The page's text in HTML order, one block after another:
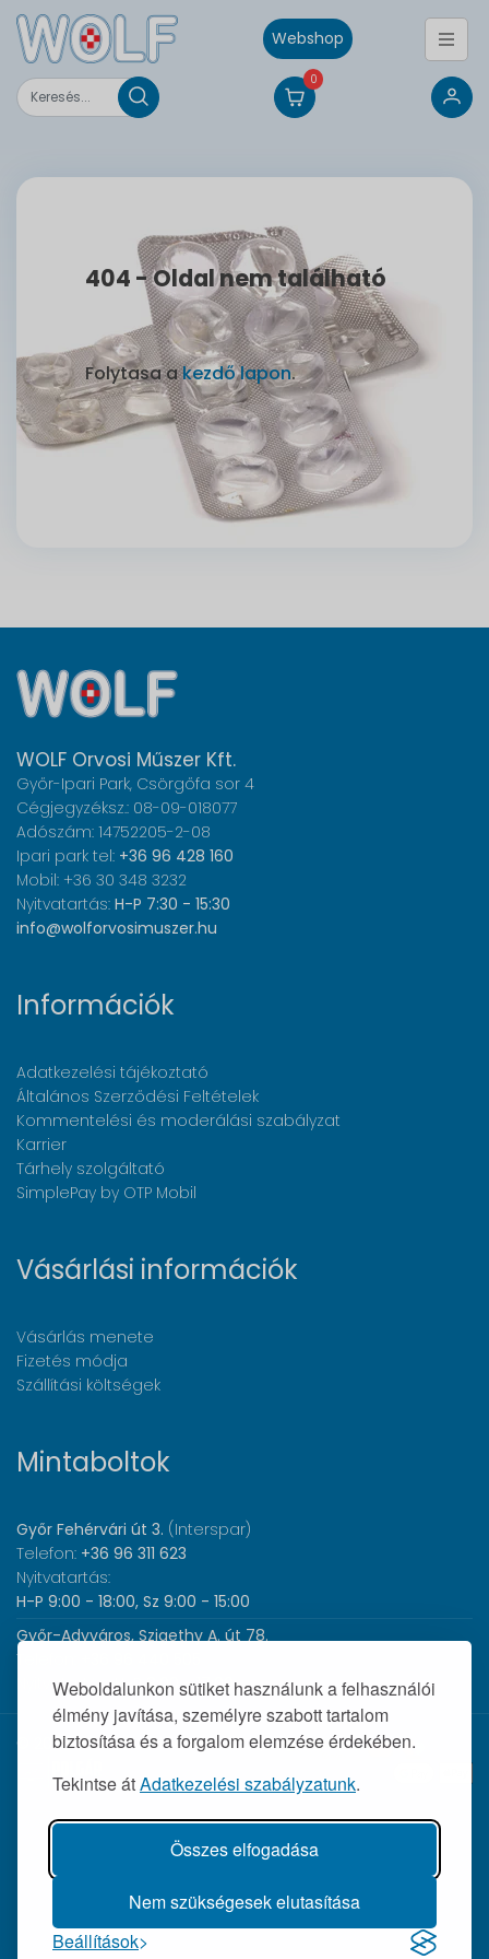
Weboldalunkon sütiket használunk a felhasználói
élmény javítása, személyre szabott tartalom
biztosítása és a forgalom elemzése érdekében.
Tekintse átAdatkezelési szabályzatunk.
Összes elfogadása
Nem szükségesek elutasítása
Beállítások
Webshop
0
404 - Oldal nem található
Folytasa akezdő lapon.
WOLF Orvosi Műszer Kft.
Győr-Ipari Park, Csörgőfa sor 4
Cégjegyzéksz.: 08-09-018077
Adószám: 14752205-2-08
Ipari park tel: +36 96 428 160
Mobil: +36 30 348 3232
Nyitvatartás: H-P 7:30 - 15:30
info@wolforvosimuszer.hu
Információk
Adatkezelési tájékoztató
Általános Szerződési Feltételek
Kommentelési és moderálási szabályzat
Karrier
Tárhely szolgáltató
SimplePay by OTP Mobil
Vásárlási információk
Vásárlás menete
Fizetés módja
Szállítási költségek
Mintaboltok
Győr Fehérvári út 3. (Interspar)
Telefon: +36 96 311 623
Nyitvatartás:
H-P 9:00 - 18:00, Sz 9:00 - 15:00
Győr-Adyváros, Szigethy A. út 78.
Telefon:
Nyitvatartás:H-P 8:00 - 17:00
© 2026 Wolf Orvosi Műszer Kft. |